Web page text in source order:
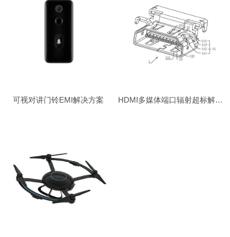
可视对讲门铃EMI解决方案 HDMI多媒体端口辐射超标解决方案